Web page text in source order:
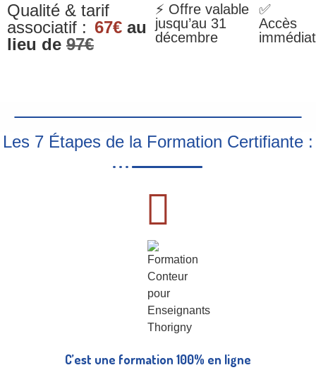
Qualité & tarif
associatif : 67€ au
lieu de 97€
⚡ Offre valable
jusqu’au 31
décembre
✅
Accès
immédiat
Les 7 Étapes de la Formation Certifiante :
C’est une formation 100% en ligne